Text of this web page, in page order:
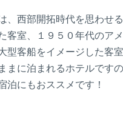
、西部開拓時代を思わせ
客室、１９５０年代のア
型客船をイメージした客
まに泊まれるホテルです
泊にもおススメです！